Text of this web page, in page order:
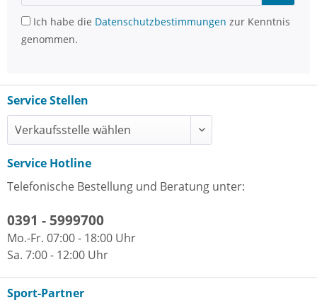
Ich habe die Datenschutzbestimmungen zur Kenntnis
genommen.
Service Stellen
Service Hotline
Telefonische Bestellung und Beratung unter:
0391 - 5999700
Mo.-Fr. 07:00 - 18:00 Uhr
Sa. 7:00 - 12:00 Uhr
Sport-Partner